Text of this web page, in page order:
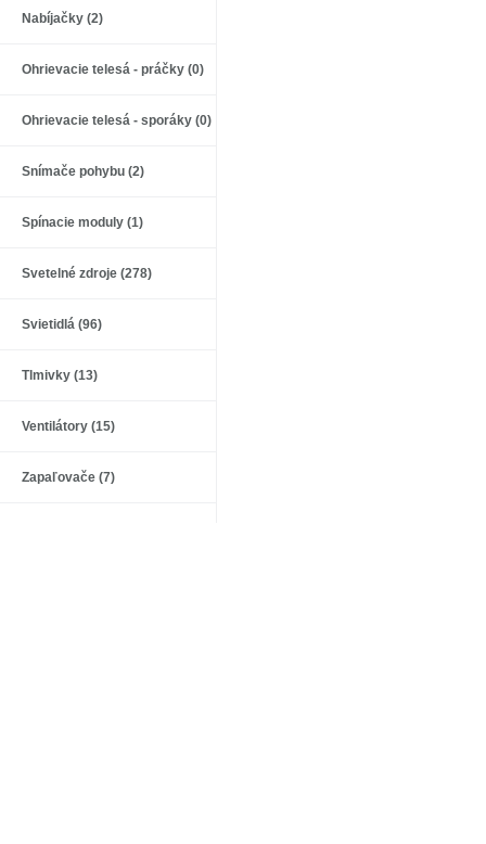
Nabíjačky (2)
Ohrievacie telesá - práčky (0)
Ohrievacie telesá - sporáky (0)
Snímače pohybu (2)
Spínacie moduly (1)
Svetelné zdroje (278)
Svietidlá (96)
Tlmivky (13)
Ventilátory (15)
Zapaľovače (7)